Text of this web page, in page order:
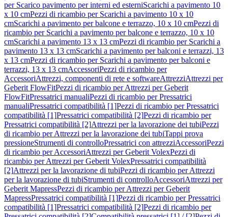
per Scarico pavimento per interni ed esterniScarichi a pavimento 10
x 10 cmPezzi di ricambio per Scarichi a pavimento 10 x 10
cmScarichi a pavimento per balcone e terrazzo, 10 x 10 cmPezzi di
ricambio per Scarichi a pavimento per balcone e terrazzo, 10 x 10
cmScarichi a pavimento 13 x 13 cmPezzi di ricambio per Scarichi a
pavimento 13 x 13 cmScarichi a pavimento per balconi e terrazzi, 13
x 13 cmPezzi di ricambio per Scarichi a pavimento per balconi e
terrazzi, 13 x 13 cmAccessoriPezzi di ricambio per
AccessoriAttrezzi, componenti di rete e softwareAttrezziAttrezzi per
Geberit FlowFitPezzi di ricambio per Attrezzi per Geberit
FlowFitPressatrici manualiPezzi di ricambio per Pressatrici
manualiPressatrici compatibilità [1]Pezzi di ricambio per Pressatrici
compatibilità [1]Pressatrici compatibilità [2]Pezzi di ricambio per
Pressatrici compatibilità [2]Attrezzi per la lavorazione dei tubiPezzi
di ricambio per Attrezzi per la lavorazione dei tubiTappi prova
pressioneStrumenti di controlloPressatrici con attrezziAccessoriPezzi
di ricambio per AccessoriAttrezzi per Geberit VolexPezzi di
ricambio per Attrezzi per Geberit VolexPressatrici compatibilità
[2]Attrezzi per la lavorazione di tubiPezzi di ricambio per Attrezzi
per la lavorazione di tubiStrumenti di controlloAccessoriAttrezzi per
Geberit MapressPezzi di ricambio per Attrezzi per Geberit
MapressPressatrici compatibilità [1]Pezzi di ricambio per Pressatrici
compatibilità [1]Pressatrici compatibilità [2]Pezzi di ricambio per